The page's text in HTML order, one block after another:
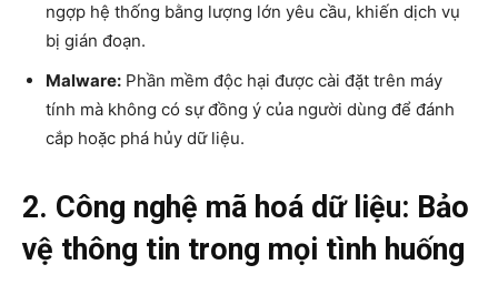
ngợp hệ thống bằng lượng lớn yêu cầu, khiến dịch vụ
bị gián đoạn.
Malware: Phần mềm độc hại được cài đặt trên máy
tính mà không có sự đồng ý của người dùng để đánh
cắp hoặc phá hủy dữ liệu.
2. Công nghệ mã hoá dữ liệu: Bảo
vệ thông tin trong mọi tình huống